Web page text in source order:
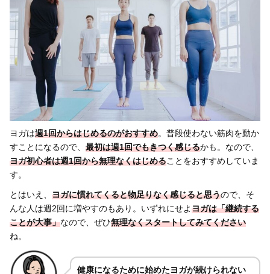
ヨガは週1回からはじめるのがおすすめ。普段使わない筋肉を動か
すことになるので、 最初は週1回でもきつく感じるかも。なので、
ヨガ初心者は週1回から無理なくはじめることをおすすめしていま
す。
とはいえ、 ヨガに慣れてくると物足りなく感じると思うので、そ
んな人は週2回に増やすのもあり。いずれにせよヨガは「継続する
ことが大事」なので、ぜひ無理なくスタートしてみてください
ね。
健康になるために始めたヨガが続けられない